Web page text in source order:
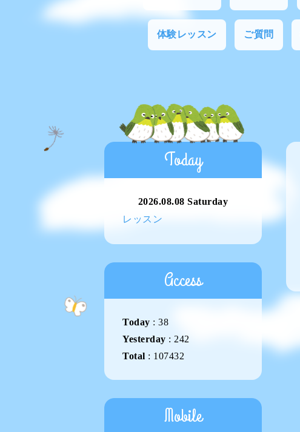
体験レッスン ご質問
Today
2026.08.08 Saturday
レッスン
Access
Today : 38
Yesterday : 242
Total : 107432
Mobile